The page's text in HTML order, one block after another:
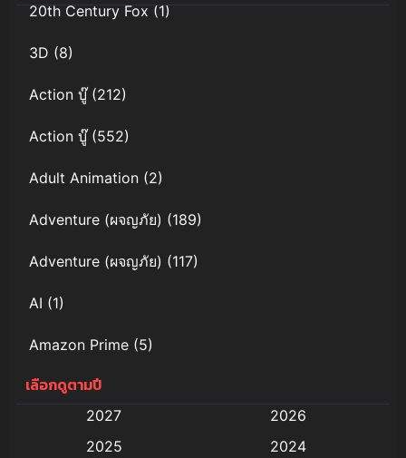
20th Century Fox(1)
3D (8)
Action บู๊(212)
Action บู๊(552)
Adult Animation (2)
Adventure (ผจญภัย) (189)
Adventure (ผจญภัย) (117)
AI (1)
Amazon Prime (5)
Anal (ประตูหลัง)
เลือกดูตามปี
2027
2026
2025
2024